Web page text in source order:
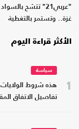
"عربي21" تتشح
غزة.. وتستمر بالتغطية
الأكثر قراءة اليوم
1
سياسة
هذه شروط
تفاصيل الاتفاق